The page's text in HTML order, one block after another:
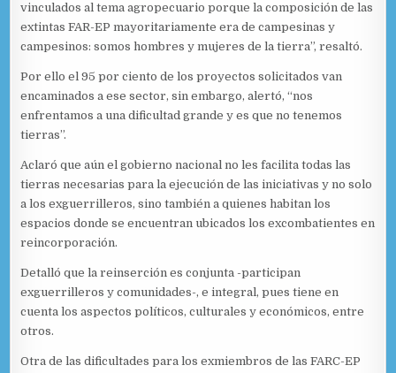
vinculados al tema agropecuario porque la composición de las
extintas FAR-EP mayoritariamente era de campesinas y
campesinos: somos hombres y mujeres de la tierra”, resaltó.
Por ello el 95 por ciento de los proyectos solicitados van
encaminados a ese sector, sin embargo, alertó, “nos
enfrentamos a una dificultad grande y es que no tenemos
tierras”.
Aclaró que aún el gobierno nacional no les facilita todas las
tierras necesarias para la ejecución de las iniciativas y no solo
a los exguerrilleros, sino también a quienes habitan los
espacios donde se encuentran ubicados los excombatientes en
reincorporación.
Detalló que la reinserción es conjunta -participan
exguerrilleros y comunidades-, e integral, pues tiene en
cuenta los aspectos políticos, culturales y económicos, entre
otros.
Otra de las dificultades para los exmiembros de las FARC-EP